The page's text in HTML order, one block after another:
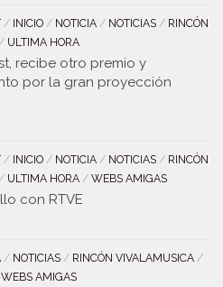
/ INICIO / NOTICIA / NOTICIAS / RINCÓN
ULTIMA HORA
recibe otro premio y
por la gran proyección
/ INICIO / NOTICIA / NOTICIAS / RINCÓN
ULTIMA HORA / WEBS AMIGAS
con RTVE
/ NOTICIAS / RINCÓN VIVALAMUSICA /
WEBS AMIGAS